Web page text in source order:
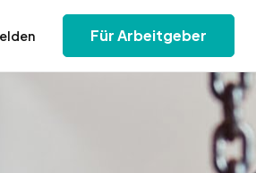
Für Arbeitgeber